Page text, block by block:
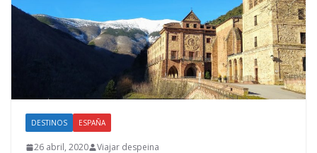
DESTINOS ESPAÑA
26 abril, 2020 Viajar despeina